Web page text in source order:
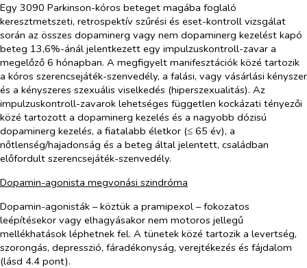
Egy 3090 Parkinson-kóros beteget magába foglaló
keresztmetszeti, retrospektív szűrési és eset-kontroll vizsgálat
során az összes dopaminerg vagy nem dopaminerg kezelést kapó
beteg 13,6%-ánál jelentkezett egy impulzuskontroll-zavar a
megelőző 6 hónapban. A megfigyelt manifesztációk közé tartozik
a kóros szerencsejáték-szenvedély, a falási, vagy vásárlási kényszer
és a kényszeres szexuális viselkedés (hiperszexualitás). Az
impulzuskontroll-zavarok lehetséges független kockázati tényezői
közé tartozott a dopaminerg kezelés és a nagyobb dózisú
dopaminerg kezelés, a fiatalabb életkor (≤ 65 év), a
nőtlenség/hajadonság és a beteg által jelentett, családban
előfordult szerencsejáték-szenvedély.
Dopamin-agonista megvonási szindróma
Dopamin-agonisták – köztük a pramipexol – fokozatos
leépítésekor vagy elhagyásakor nem motoros jellegű
mellékhatások léphetnek fel. A tünetek közé tartozik a levertség,
szorongás, depresszió, fáradékonyság, verejtékezés és fájdalom
(lásd 4.4 pont).